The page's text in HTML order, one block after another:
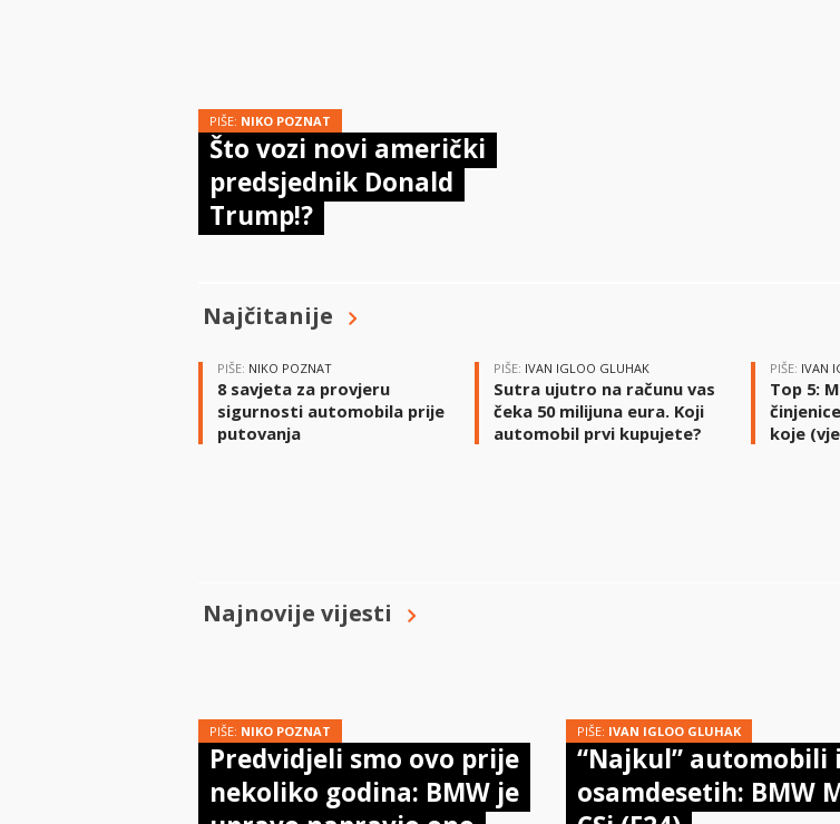
PIŠE: NIKO POZNAT
Što vozi novi američki
predsjednik Donald
Trump!?
Najčitanije
PIŠE: NIKO POZNAT
8 savjeta za provjeru
sigurnosti automobila prije
putovanja
PIŠE: IVAN IGLOO GLUHAK
Sutra ujutro na računu vas
čeka 50 milijuna eura. Koji
automobil prvi kupujete?
PIŠE: IVAN
Top 5:
koje
Najnovije vijesti
PIŠE: NIKO POZNAT
Predvidjeli smo ovo prije
nekoliko godina: BMW je
PIŠE: IVAN IGLOO GLUHAK
“Najkul” automobili
osamdesetih: BMW